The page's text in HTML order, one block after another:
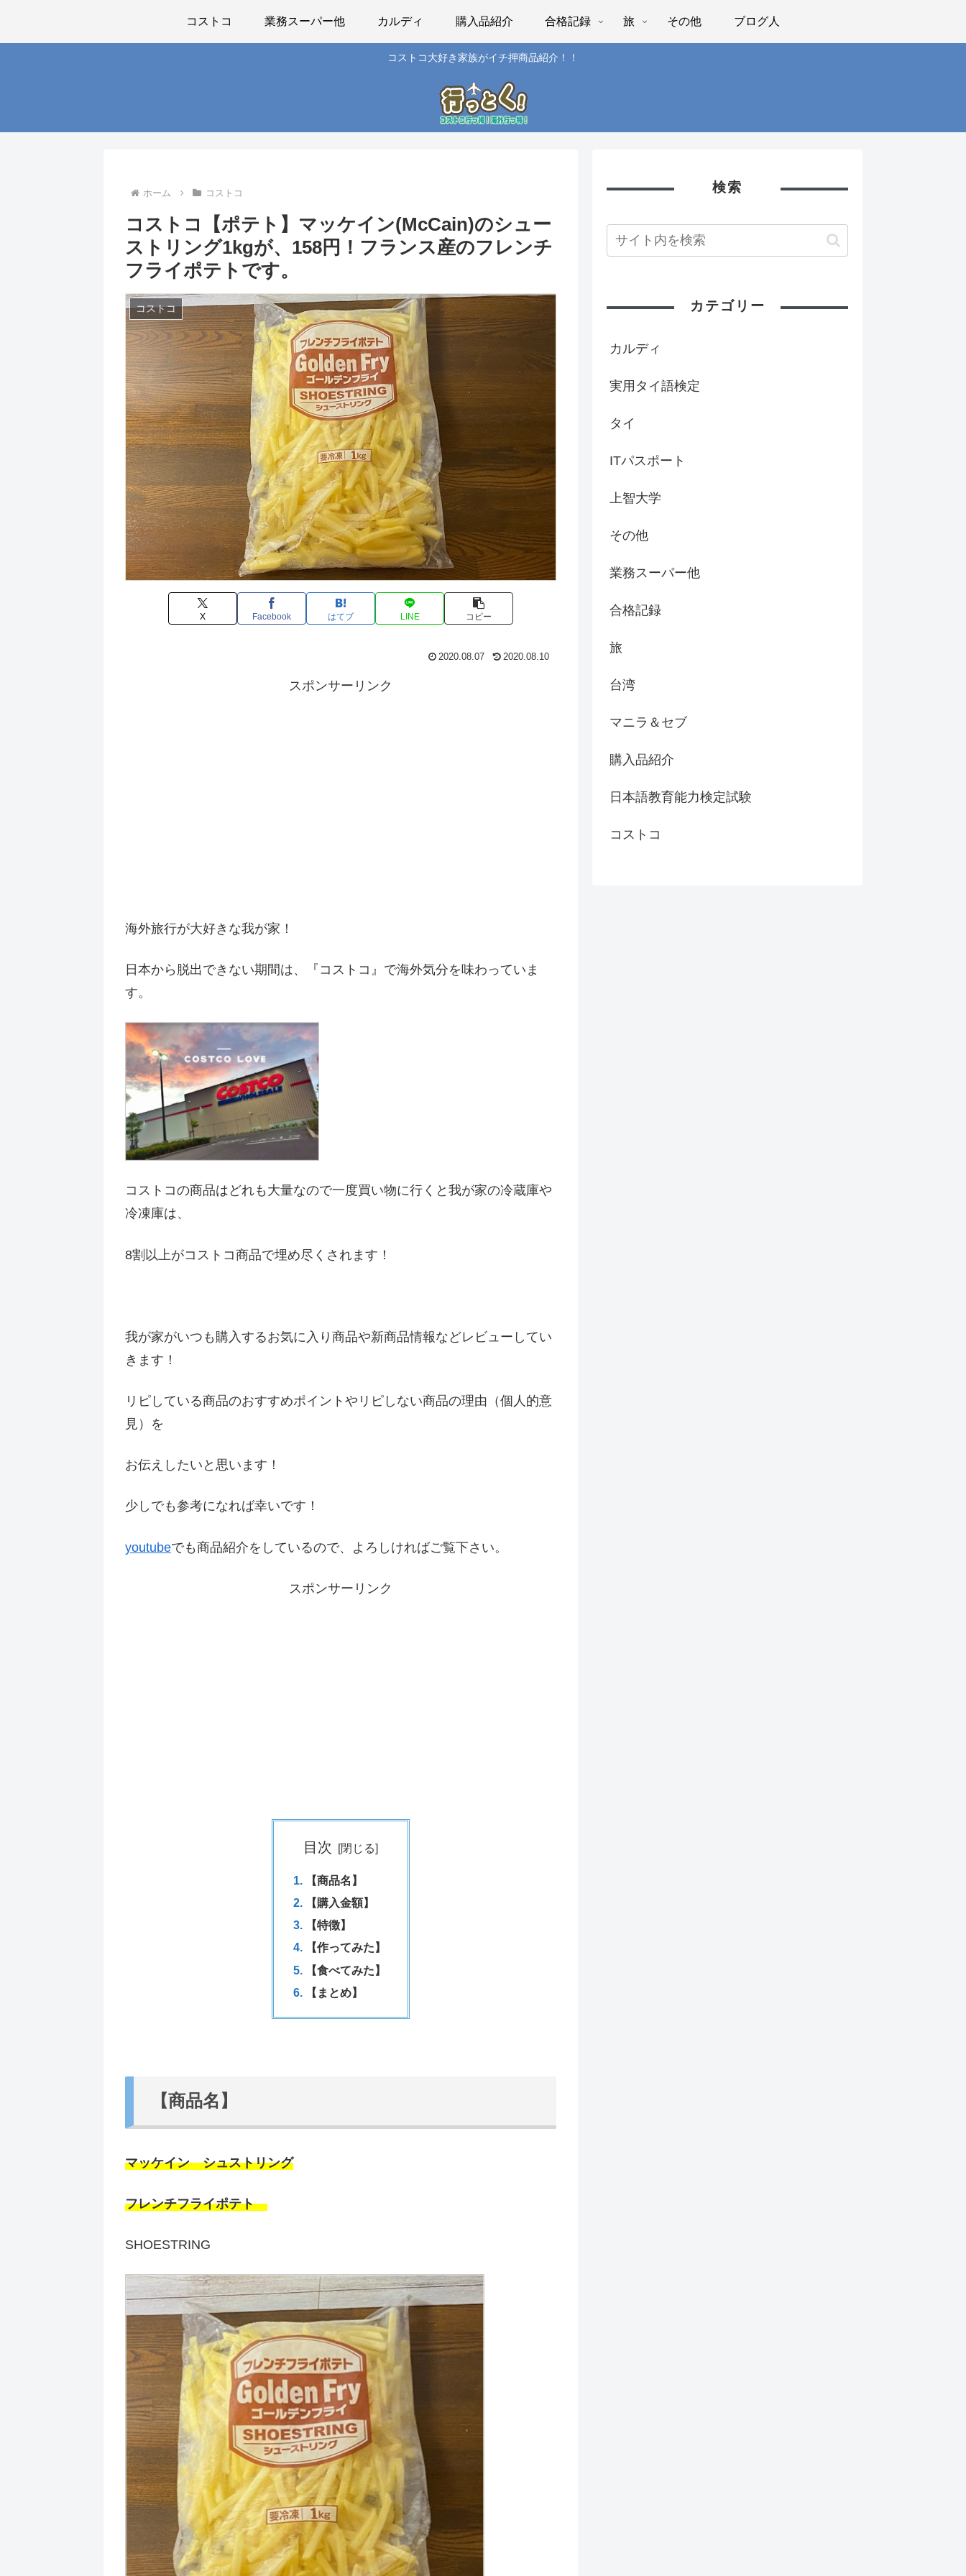
コストコ大好き家族がイチ押商品紹介！！
コストコ 業務スーパー他 カルディ 購入品紹介 合格記録 旅 その他 ブログ人
ホーム コストコ
コストコ【ポテト】マッケイン(McCain)のシュー
ストリング1kgが、158円！フランス産のフレンチ
フライポテトです。
コストコ
X Facebook はてブ LINE コピー
2020.08.07 2020.08.10
スポンサーリンク
海外旅行が大好きな我が家！
日本から脱出できない期間は、『コストコ』 で海外気分を味わっていま
す。
コストコの商品はどれも大量なので一度買い物に行くと我が家の冷蔵庫や
冷凍庫は、
8割以上がコストコ商品で埋め尽くされます！
我が家がいつも購入するお気に入り商品や新商品情報などレビ ューしてい
きます！
リピしている商品のおすすめポイントやリピしない商品の理由（個人的意
見）を
お伝えしたいと思います！
少しでも参考になれば幸いです！
youtubeでも商品紹介をしているので、よろしければご覧下さい。
スポンサーリンク
目次
【商品名】
【購入金額】
【特徴】
【作ってみた】
【食べてみた】
【まとめ】
【商品名】
マッケイン シュストリング
フレンチフライポテト
SHOESTRING
検索
カテゴリー
カルディ
実用タイ語検定
タイ
ITパスポート
上智大学
その他
業務スーパー他
合格記録
旅
台湾
マニラ＆セブ
購入品紹介
日本語教育能力検定試験
コストコ